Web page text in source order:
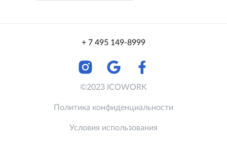
+ 7 495 149-8999
©2023 ICOWORK
Политика конфиденциальности
Условия использования